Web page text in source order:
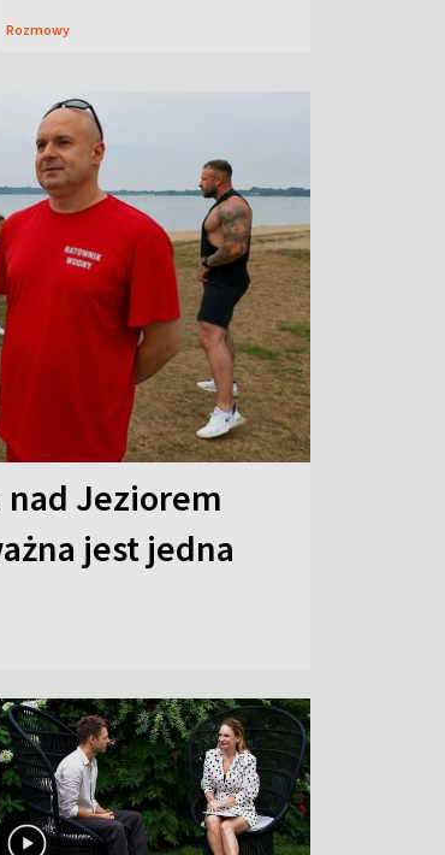
Rozmowy
nad Jeziorem
jest jedna